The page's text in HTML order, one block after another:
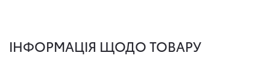
ІНФОРМАЦІЯ ЩОДО ТОВАРУ